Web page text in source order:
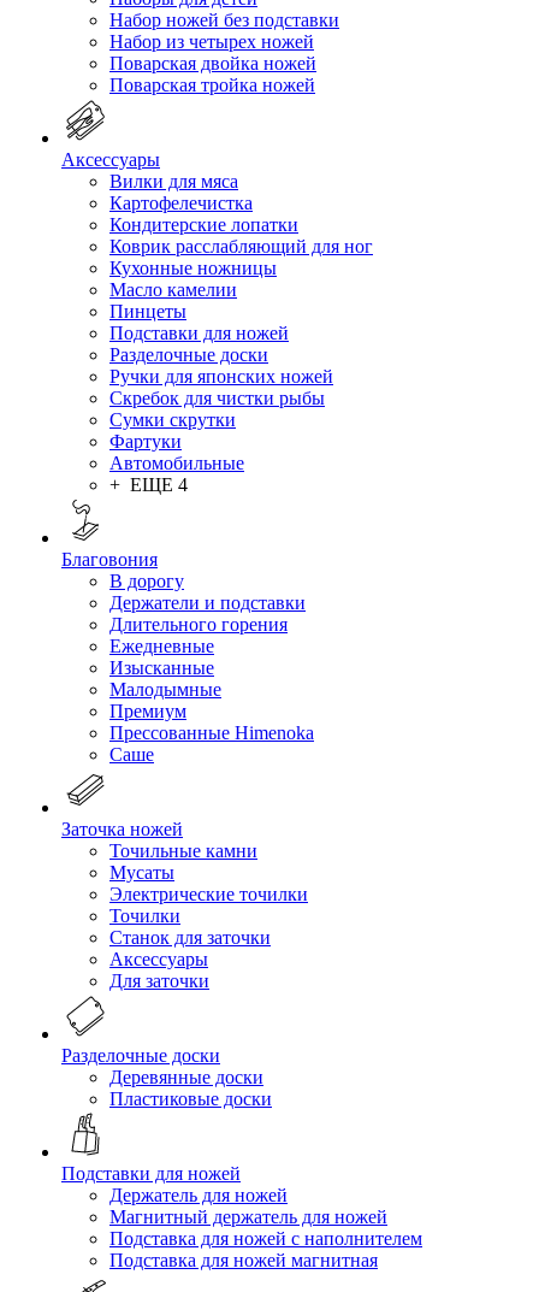
Набор ножей без подставки
Набор из четырех ножей
Поварская двойка ножей
Поварская тройка ножей
Аксессуары
Вилки для мяса
Картофелечистка
Кондитерские лопатки
Коврик расслабляющий для ног
Кухонные ножницы
Масло камелии
Пинцеты
Подставки для ножей
Разделочные доски
Ручки для японских ножей
Скребок для чистки рыбы
Сумки скрутки
Фартуки
Автомобильные
+ ЕЩЕ 4
Благовония
В дорогу
Держатели и подставки
Длительного горения
Ежедневные
Изысканные
Малодымные
Премиум
Прессованные Himenoka
Саше
Заточка ножей
Точильные камни
Мусаты
Электрические точилки
Точилки
Станок для заточки
Аксессуары
Для заточки
Разделочные доски
Деревянные доски
Пластиковые доски
Подставки для ножей
Держатель для ножей
Магнитный держатель для ножей
Подставка для ножей с наполнителем
Подставка для ножей магнитная